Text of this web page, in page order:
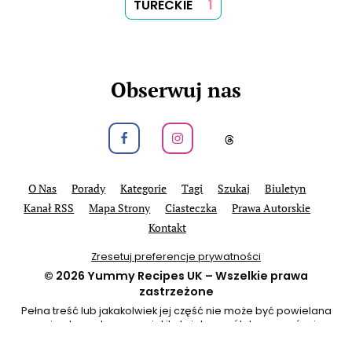
TURECKIE
1
Obserwuj nas
O Nas Porady Kategorie Tagi Szukaj
Biuletyn
Kanał RSS
Mapa Strony Ciasteczka
Prawa Autorskie
Kontakt
Zresetuj preferencje prywatności
© 2026 Yummy Recipes UK – Wszelkie prawa
zastrzeżone
Pełna treść lub jakakolwiek jej część nie może być powielana
ani wykorzystywana w jakikolwiek sposób bez wyraźnej